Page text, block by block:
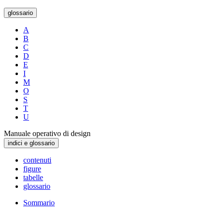
glossario
A
B
C
D
E
I
M
O
S
T
U
Manuale operativo di design
indici e glossario
contenuti
figure
tabelle
glossario
Sommario